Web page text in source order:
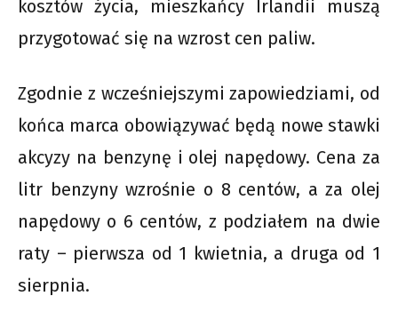
kosztów życia, mieszkańcy Irlandii muszą
przygotować się na wzrost cen paliw.
Zgodnie z wcześniejszymi zapowiedziami, od
końca marca obowiązywać będą nowe stawki
akcyzy na benzynę i olej napędowy. Cena za
litr benzyny wzrośnie o 8 centów, a za olej
napędowy o 6 centów, z podziałem na dwie
raty – pierwsza od 1 kwietnia, a druga od 1
sierpnia.